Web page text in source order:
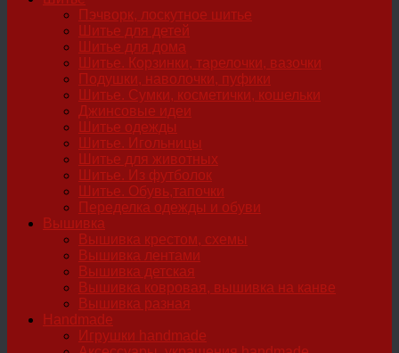
Пэчворк, лоскутное шитье
Шитье для детей
Шитье для дома
Шитье. Корзинки, тарелочки, вазочки
Подушки, наволочки, пуфики
Шитье. Сумки, косметички, кошельки
Джинсовые идеи
Шитье одежды
Шитье. Игольницы
Шитье для животных
Шитье. Из футболок
Шитье. Обувь,тапочки
Переделка одежды и обуви
Вышивка
Вышивка крестом, схемы
Вышивка лентами
Вышивка детская
Вышивка ковровая, вышивка на канве
Вышивка разная
Handmade
Игрушки handmade